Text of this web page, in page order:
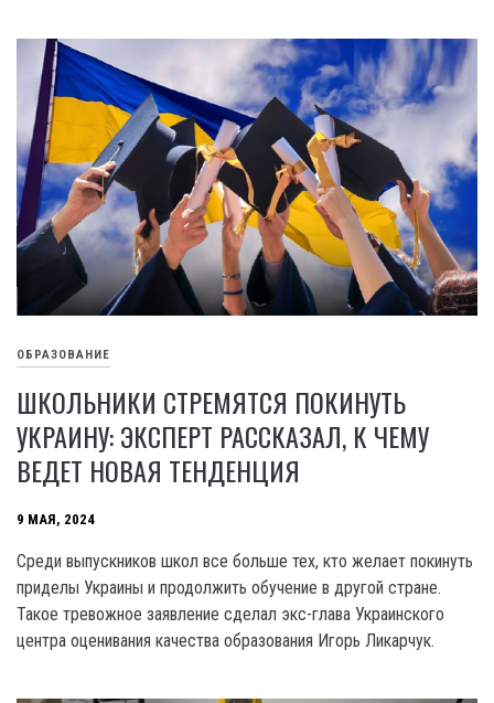
ОБРАЗОВАНИЕ
ШКОЛЬНИКИ СТРЕМЯТСЯ ПОКИНУТЬ
УКРАИНУ: ЭКСПЕРТ РАССКАЗАЛ, К ЧЕМУ
ВЕДЕТ НОВАЯ ТЕНДЕНЦИЯ
9 МАЯ, 2024
Среди выпускников школ все больше тех, кто желает покинуть
приделы Украины и продолжить обучение в другой стране.
Такое тревожное заявление сделал экс-глава Украинского
центра оценивания качества образования Игорь Ликарчук.